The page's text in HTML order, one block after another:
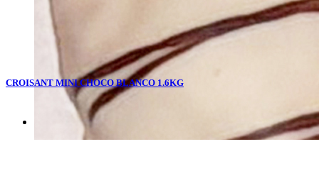
CROISANT MINI CHOCO BLANCO 1.6KG